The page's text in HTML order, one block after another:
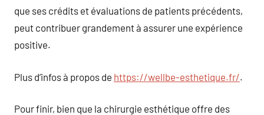
que ses crédits et évaluations de patients précédents,
peut contribuer grandement à assurer une expérience
positive.
Plus d’infos à propos de https://wellbe-esthetique.fr/.
Pour finir, bien que la chirurgie esthétique offre des